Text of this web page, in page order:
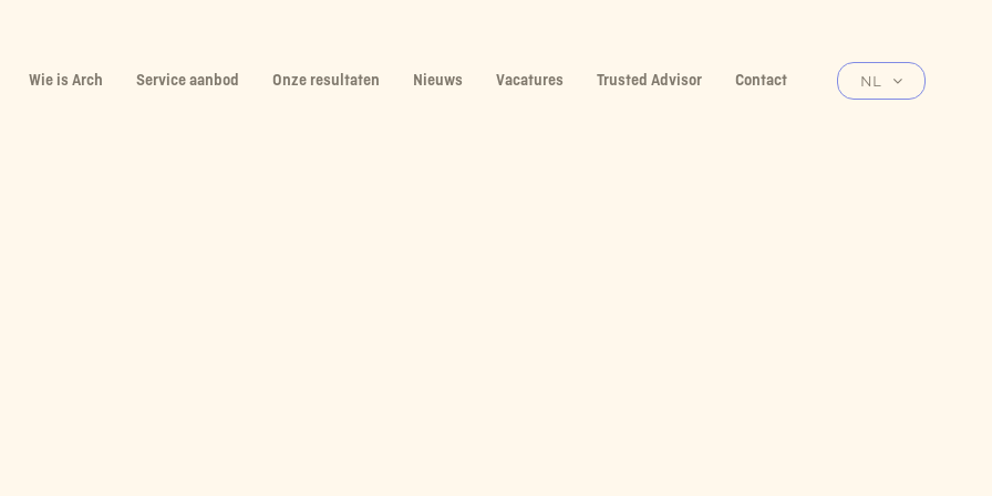
Wie is Arch Service aanbod Onze resultaten Nieuws Vacatures Trusted Advisor Contact NL